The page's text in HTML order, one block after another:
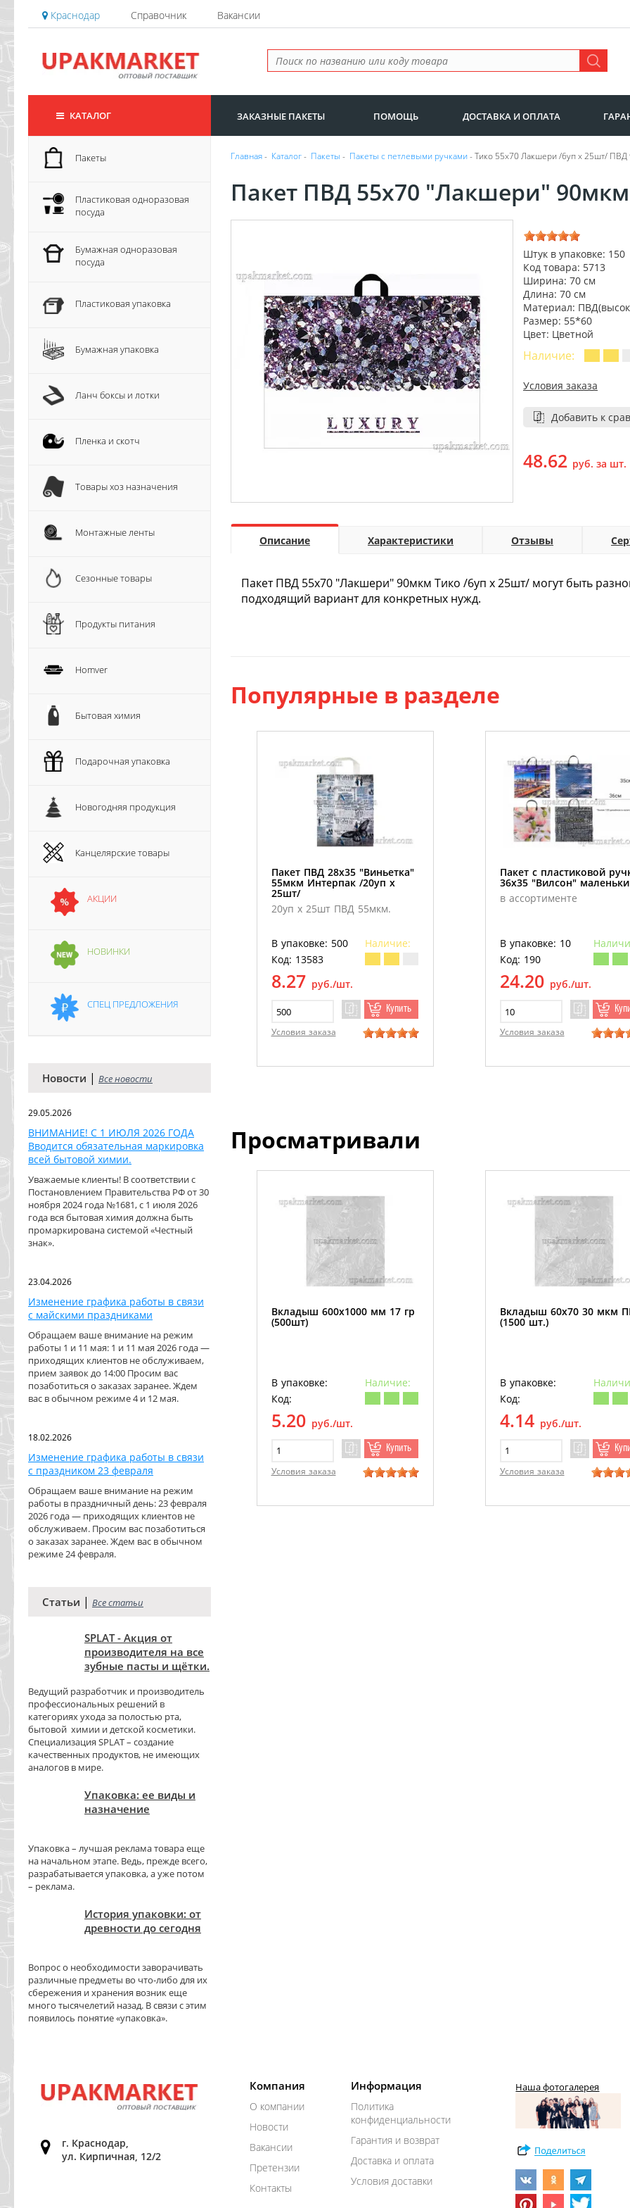
Краснодар Справочник Вакансии
КАТАЛОГ ЗАКАЗНЫЕ ПАКЕТЫ ПОМОЩЬ ДОСТАВКА И ОПЛАТА
Пакеты
Пластиковая одноразовая
посуда
Бумажная одноразовая
посуда
Пластиковая упаковка
Бумажная упаковка
Ланч боксы и лотки
Пленка и скотч
Товары хоз назначения
Монтажные ленты
Сезонные товары
Продукты питания
Homver
Бытовая химия
Подарочная упаковка
Новогодняя продукция
Канцелярские товары
АКЦИИ
НОВИНКИ
СПЕЦ ПРЕДЛОЖЕНИЯ
Новости | Все новости
29.05.2026
ВНИМАНИЕ! С 1 ИЮЛЯ 2026 ГОДА
Вводится обязательная маркировка
всей бытовой химии.
Уважаемые клиенты! В соответствии с
Постановлением Правительства РФ от 30
ноября 2024 года №1681, с 1 июля 2026
года вся бытовая химия должна быть
промаркирована системой «Честный
знак».
23.04.2026
Изменение графика работы в связи
с майскими праздниками
Обращаем ваше внимание на режим
работы 1 и 11 мая: 1 и 11 мая 2026 года —
приходящих клиентов не обслуживаем,
прием заявок до 14:00 Просим вас
позаботиться о заказах заранее. Ждем
вас в обычном режиме 4 и 12 мая.
18.02.2026
Изменение графика работы в связи
с праздником 23 февраля
Обращаем ваше внимание на режим
работы в праздничный день: 23 февраля
2026 года — приходящих клиентов не
обслуживаем. Просим вас позаботиться
о заказах заранее. Ждем вас в обычном
режиме 24 февраля.
Статьи | Все статьи
SPLAT - Акция от
производителя на все
зубные пасты и щётки.
Ведущий разработчик и производитель
профессиональных решений в
категориях ухода за полостью рта,
бытовой химии и детской косметики.
Специализация SPLAT – создание
качественных продуктов, не имеющих
аналогов в мире.
Упаковка: ее виды и
назначение
Упаковка – лучшая реклама товара еще
на начальном этапе. Ведь, прежде всего,
разрабатывается упаковка, а уже потом
– реклама.
История упаковки: от
древности до сегодня
Вопрос о необходимости заворачивать
различные предметы во что-либо для их
сбережения и хранения возник еще
много тысячелетий назад. В связи с этим
появилось понятие «упаковка».
Главная- Каталог- Пакеты - Пакеты с петлевыми ручками- Тико 55х70 Лакшери /6уп х 25шт/ ПВД
Пакет ПВД 55х70 "Лакшери"
Штук в упаковке: 150
Код товара: 5713
Ширина: 70 см
Длина: 70 см
Материал:
Размер: 55*60
Цвет: Цветной
Наличие:
Условия заказа
Добавить к
48.62 руб. за шт.
Описание Характеристики Отзывы
Пакет ПВД 55х70 "Лакшери" 90мкм Тико /6уп х 25шт/ могут быть
подходящий вариант для конкретных нужд.
Популярные в разделе
Пакет ПВД 28х35 "Виньетка"
55мкм Интерпак /20уп х
25шт/
20уп х 25шт ПВД 55мкм.
В упаковке: 500
Наличие:
Код: 13583
8.27 руб./шт.
Купить
Условия заказа
Пакет с пластиковой
36х35 "Вилсон"
в ассортименте
В упаковке: 10
Код: 190
24.20 руб./шт.
Условия заказа
Просматривали
Вкладыш 600х1000 мм 17 гр
(500шт)
В упаковке:
Наличие:
Код:
5.20 руб./шт.
Купить
Условия заказа
Вкладыш 60х70 30 мкм
(1500 шт.)
В упаковке:
Код:
4.14 руб./шт.
Условия заказа
г. Краснодар,
ул. Кирпичная, 12/2
Компания
О компании
Новости
Вакансии
Претензии
Контакты
Информация
Политика
конфиденциальности
Гарантия и возврат
Доставка и оплата
Условия доставки
Наша фотогалерея